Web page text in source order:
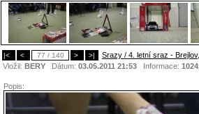
|< < 77 / 140 > >|
Srazy / 4. letní sraz -
Vložil: BERY Dátum: 03.05.2011 21:53 Informace:
Popis: